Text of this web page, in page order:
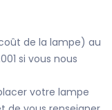
de la lampe) au
si vous nous
votre lampe